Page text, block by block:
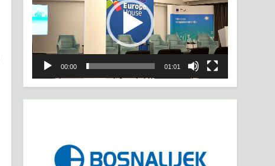
00:00 01:01